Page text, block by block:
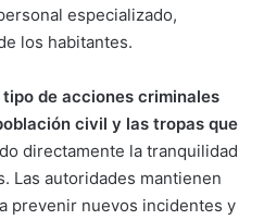
especializado,
los habitantes.
de acciones criminales
civil y las tropas que
directamente la tranquilidad
Las autoridades mantienen
prevenir nuevos incidentes y